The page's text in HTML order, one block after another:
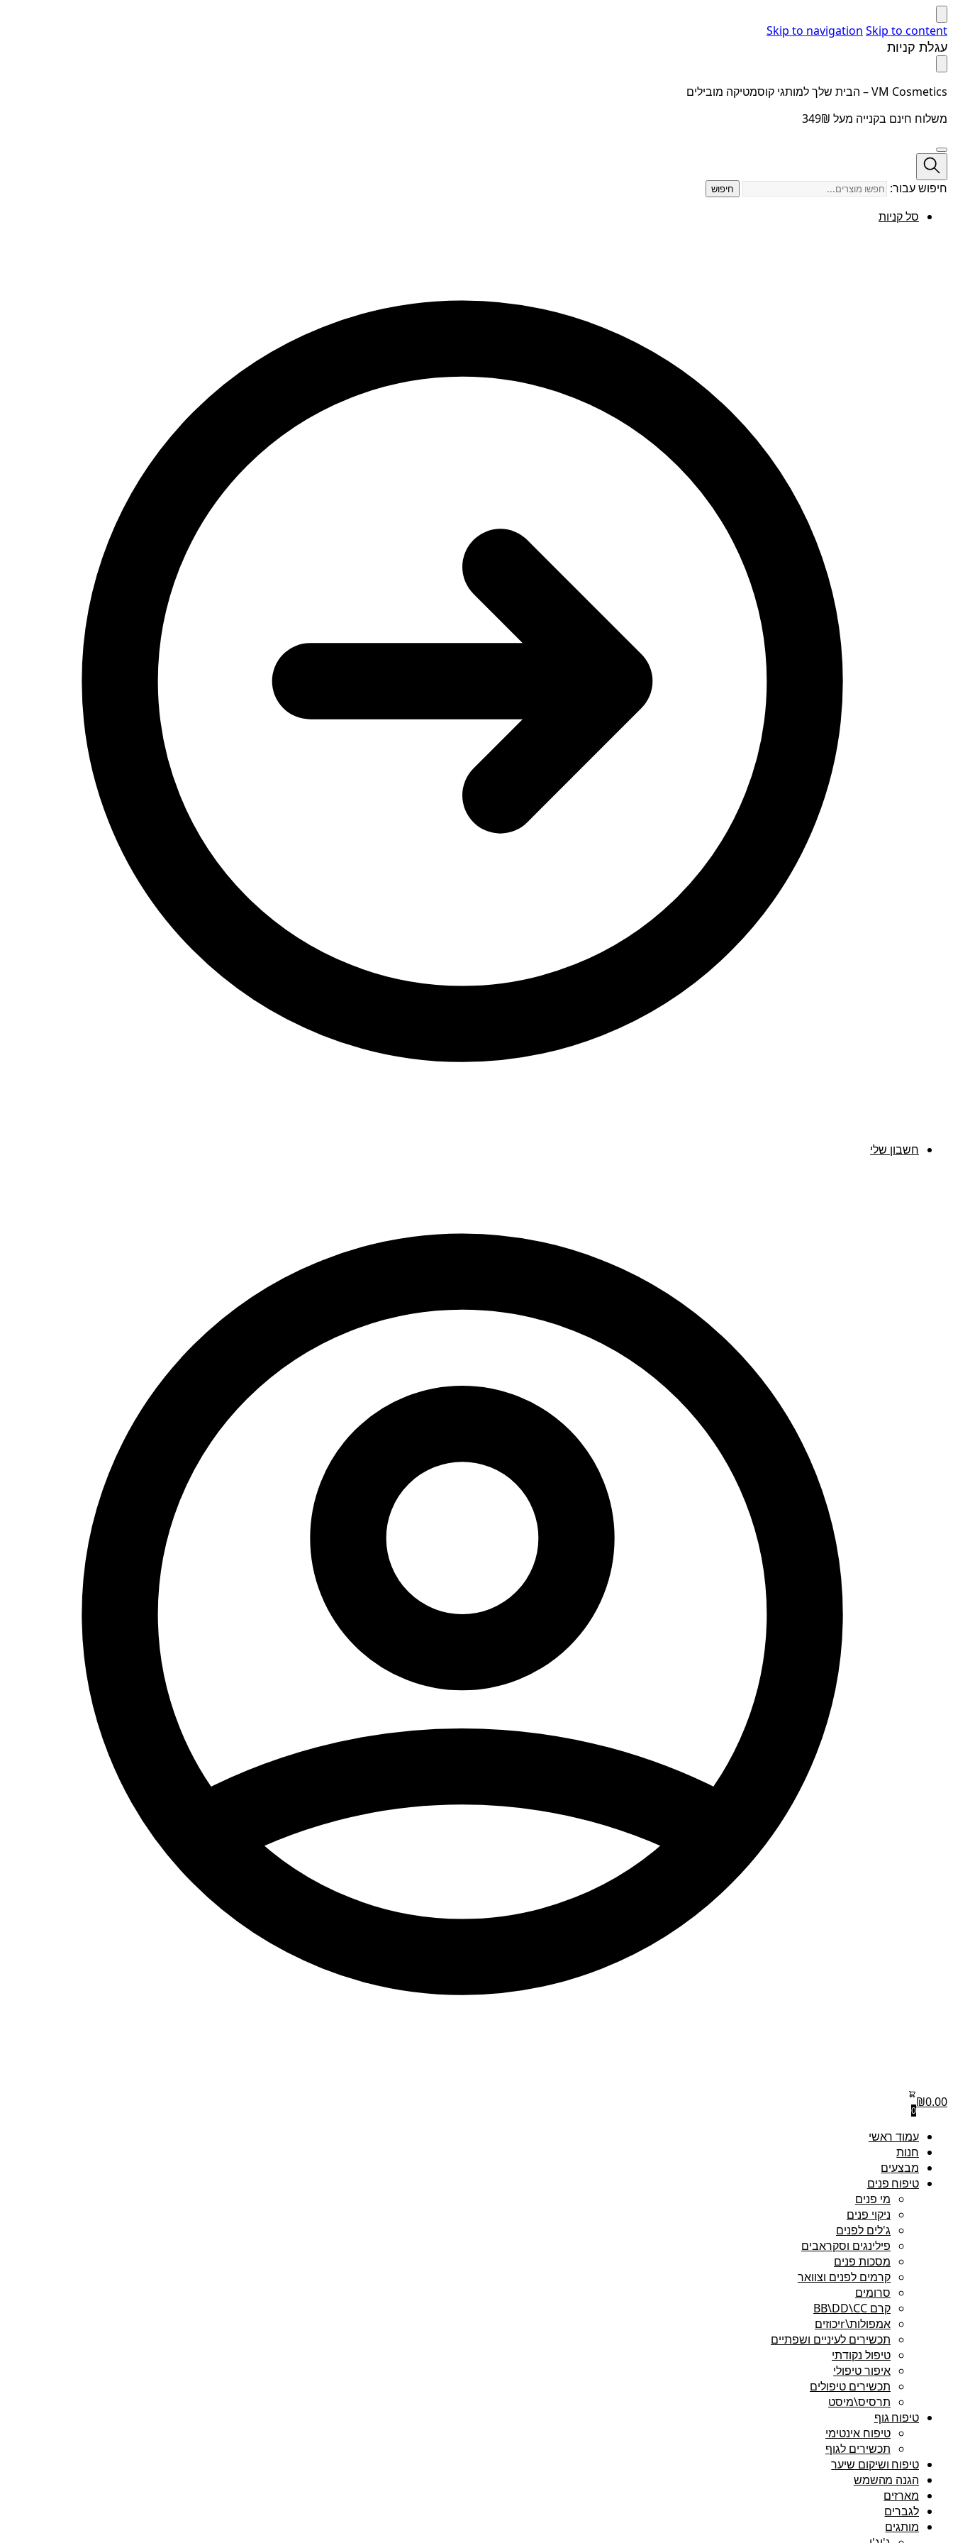
Skip to navigation Skip to content
עגלת קניות
VM Cosmetics – הבית שלך למותגי קוסמטיקה מובילים
משלוח חינם בקנייה מעל 349₪
חיפוש עבור: חיפוש
סל קניות
חשבון שלי
₪0.00
0
עמוד ראשי
חנות
מבצעים
טיפוח פנים
מי פנים
ניקוי פנים
ג'לים לפנים
פילינגים וסקראבים
מסכות פנים
קרמים לפנים וצוואר
סרומים
קרם BB\DD\CC
אמפולות\rיכוזים
תכשירים לעיניים ושפתיים
טיפול נקודתי
איפור טיפולי
תכשירים טיפולים
תרסיס\מיסט
טיפוח גוף
טיפוח אינטימי
תכשירים לגוף
טיפוח ושיקום שיער
הגנה מהשמש
מארזים
לגברים
מותגים